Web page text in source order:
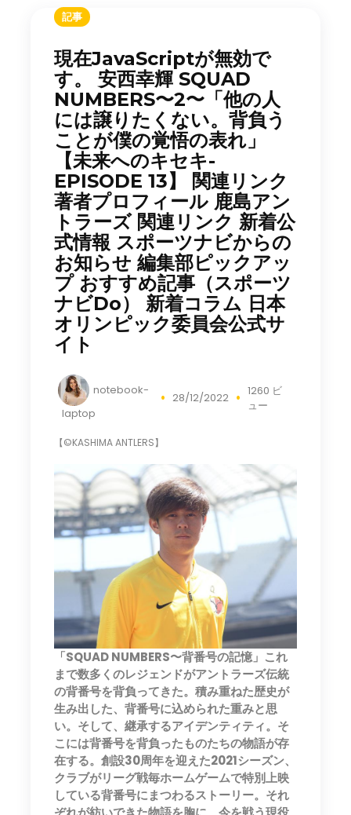
記事
現在JavaScriptが無効で
す。 安西幸輝 SQUAD
NUMBERS〜2〜「他の人
には譲りたくない。背負う
ことが僕の覚悟の表れ」
【未来へのキセキ-
EPISODE 13】 関連リンク
著者プロフィール 鹿島アン
トラーズ 関連リンク 新着公
式情報 スポーツナビからの
お知らせ 編集部ピックアッ
プ おすすめ記事（スポーツ
ナビDo） 新着コラム 日本
オリンピック委員会公式サ
イト
notebook-
laptop
28/12/2022
1260 ビ
ュー
【©KASHIMA ANTLERS】
「SQUAD NUMBERS〜背番号の記憶」これ
まで数多くのレジェンドがアントラーズ伝統
の背番号を背負ってきた。積み重ねた歴史が
生み出した、背番号に込められた重みと思
い。そして、継承するアイデンティティ。そ
こには背番号を背負ったものたちの物語が存
在する。創設30周年を迎えた2021シーズン、
クラブがリーグ戦毎ホームゲームで特別上映
している背番号にまつわるストーリー。それ